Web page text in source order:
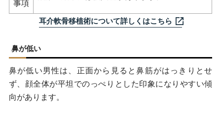
事項
耳介軟骨移植術について詳しくはこちら
鼻が低い
鼻が低い男性は、正面から見ると鼻筋がはっきりとせ
ず、顔全体が平坦でのっぺりとした印象になりやすい傾
向があります。